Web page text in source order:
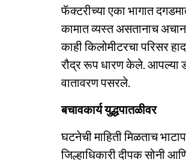
फॅक्टरीच्या एका भागात
कामात व्यस्त असतानाच
काही किलोमीटरचा परिसर
रौद्र रूप धारण केले. आपल्या
वातावरण पसरले.
बचावकार्य युद्धपातळीवर
घटनेची माहिती मिळताच
जिल्हाधिकारी दीपक सोनी